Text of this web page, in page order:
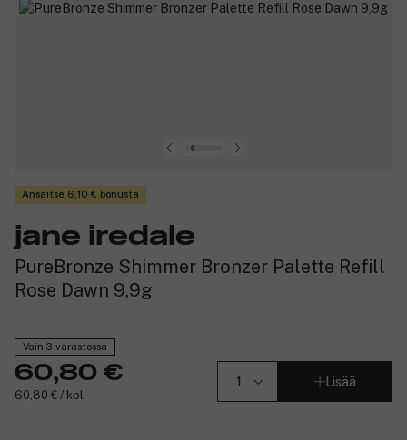
Ansaitse 6,10 € bonusta
jane iredale
PureBronze Shimmer Bronzer Palette Refill
Rose Dawn 9,9g
Vain 3 varastossa
60,80 €
60,80 € / kpl
Lisää